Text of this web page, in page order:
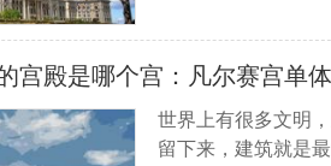
宫殿是哪个宫：凡尔赛宫单
世界上有很多文明
留下来，建筑就是